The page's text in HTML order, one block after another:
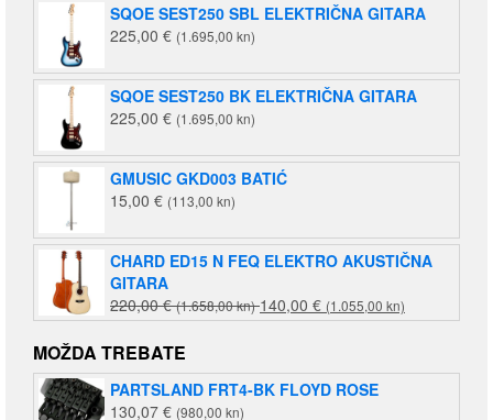
SQOE SEST250 SBL ELEKTRIČNA GITARA
225,00 € (1.695,00 kn)
SQOE SEST250 BK ELEKTRIČNA GITARA
225,00 € (1.695,00 kn)
GMUSIC GKD003 BATIĆ
15,00 € (113,00 kn)
CHARD ED15 N FEQ ELEKTRO AKUSTIČNA
GITARA
220,00€ (1.658,00 kn)Izvorna
cijena
je:
220,00 €
140,00 € (1.055,00 kn)
cijena
140,00 €
MOŽDA TREBATE
PARTSLAND FRT4-BK FLOYD ROSE
130,07 € (980,00 kn)